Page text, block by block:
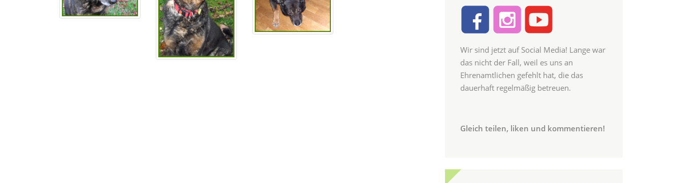
Wir sind jetzt auf Social Media! Lange war
das nicht der Fall, weil es uns an
Ehrenamtlichen gefehlt hat, die das
dauerhaft regelmäßig betreuen.
Gleich teilen, liken und kommentieren!